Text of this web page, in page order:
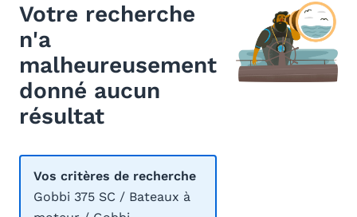
Votre recherche
n'a
malheureusement
donné aucun
résultat
Vos critères de recherche
Gobbi 375 SC / Bateaux à